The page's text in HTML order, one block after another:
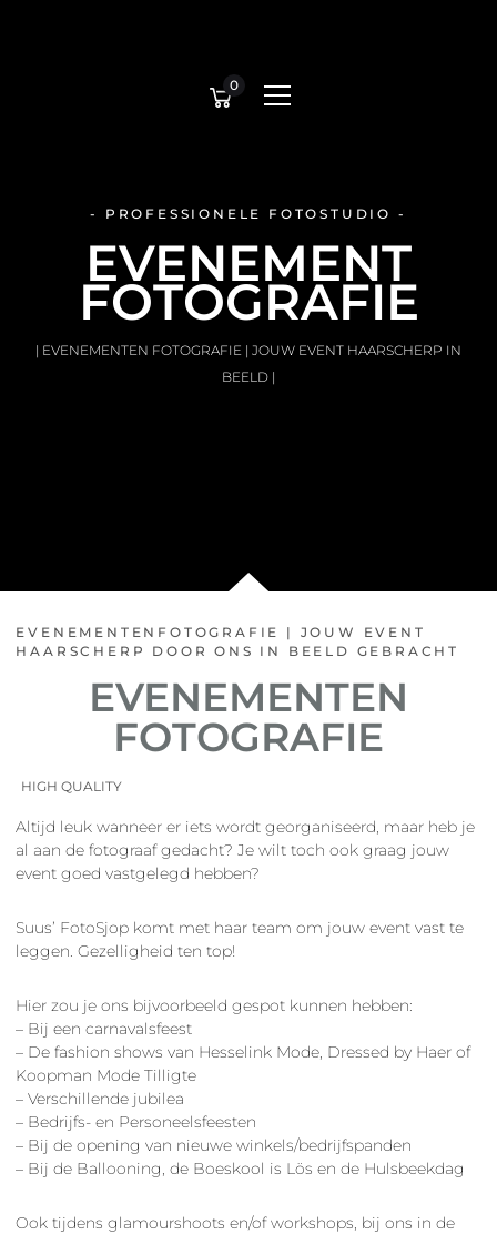
0
- PROFESSIONELE FOTOSTUDIO -
EVENEMENT
FOTOGRAFIE
| EVENEMENTEN FOTOGRAFIE | JOUW EVENT HAARSCHERP IN
BEELD |
EVENEMENTENFOTOGRAFIE | JOUW EVENT
HAARSCHERP DOOR ONS IN BEELD GEBRACHT
EVENEMENTEN
FOTOGRAFIE
HIGH QUALITY
Altijd leuk wanneer er iets wordt georganiseerd, maar heb je
al aan de fotograaf gedacht? Je wilt toch ook graag jouw
event goed vastgelegd hebben?
Suus’ FotoSjop komt met haar team om jouw event vast te
leggen. Gezelligheid ten top!
Hier zou je ons bijvoorbeeld gespot kunnen hebben:
– Bij een carnavalsfeest
– De fashion shows van Hesselink Mode, Dressed by Haer of
Koopman Mode Tilligte
– Verschillende jubilea
– Bedrijfs- en Personeelsfeesten
– Bij de opening van nieuwe winkels/bedrijfspanden
– Bij de Ballooning, de Boeskool is Lös en de Hulsbeekdag
Ook tijdens glamourshoots en/of workshops, bij ons in de